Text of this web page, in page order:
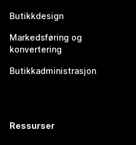
Butikkdesign
Markedsføring og
konvertering
Butikkadministrasjon
Ressurser